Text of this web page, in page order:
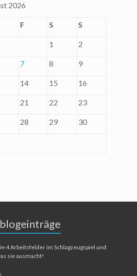
2026
F S S
1 2
7 8 9
14 15 16
21 22 23
28 29 30
4 Arbeitsfelder im Schlagzeugspiel und
sie ausmacht!